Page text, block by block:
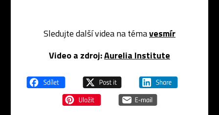
Sledujte další videa na témavesmír
Video a zdroj:Aurelia Institute